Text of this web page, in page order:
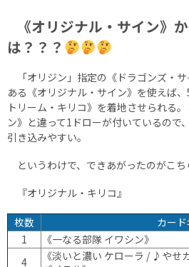
《オリジナル・サイン》
は？？？
「オリジン」指定の《ドラゴンズ・
ある《オリジナル・サイン》を使えば
トリーム・キリコ》を着地させられる
ン》と違って1ドローが付いているので
引き込みやすい。
というわけで、できあがったのがこち
『オリジナル・キリコ』
枚数
カード
1
《一なる部隊 イワシン》
4
《淡いと濃い ケローラ / ♪やせ